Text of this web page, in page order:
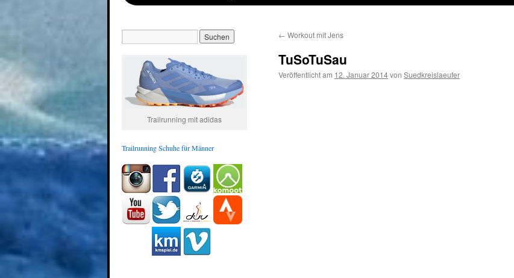
← Workout mit Jens
TuSoTuSau
Veröffentlicht am 12. Januar 2014von Suedkreislaeufer
Trailrunning mit adidas
Trailrunning Schuhe für Männer